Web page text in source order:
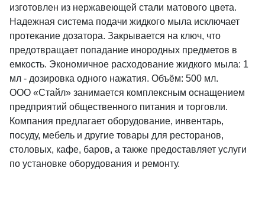
изготовлен из нержавеющей стали матового цвета.
Надежная система подачи жидкого мыла исключает
протекание дозатора. Закрывается на ключ, что
предотвращает попадание инородных предметов в
емкость. Экономичное расходование жидкого мыла: 1
мл - дозировка одного нажатия. Объём: 500 мл.
ООО «Стайл» занимается комплексным оснащением
предприятий общественного питания и торговли.
Компания предлагает оборудование, инвентарь,
посуду, мебель и другие товары для ресторанов,
столовых, кафе, баров, а также предоставляет услуги
по установке оборудования и ремонту.